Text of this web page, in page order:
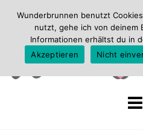
Wunderbrunnen benutzt
nutzt, gehe ich von deinem
Informationen erhältst du in
Akzeptieren
Nicht